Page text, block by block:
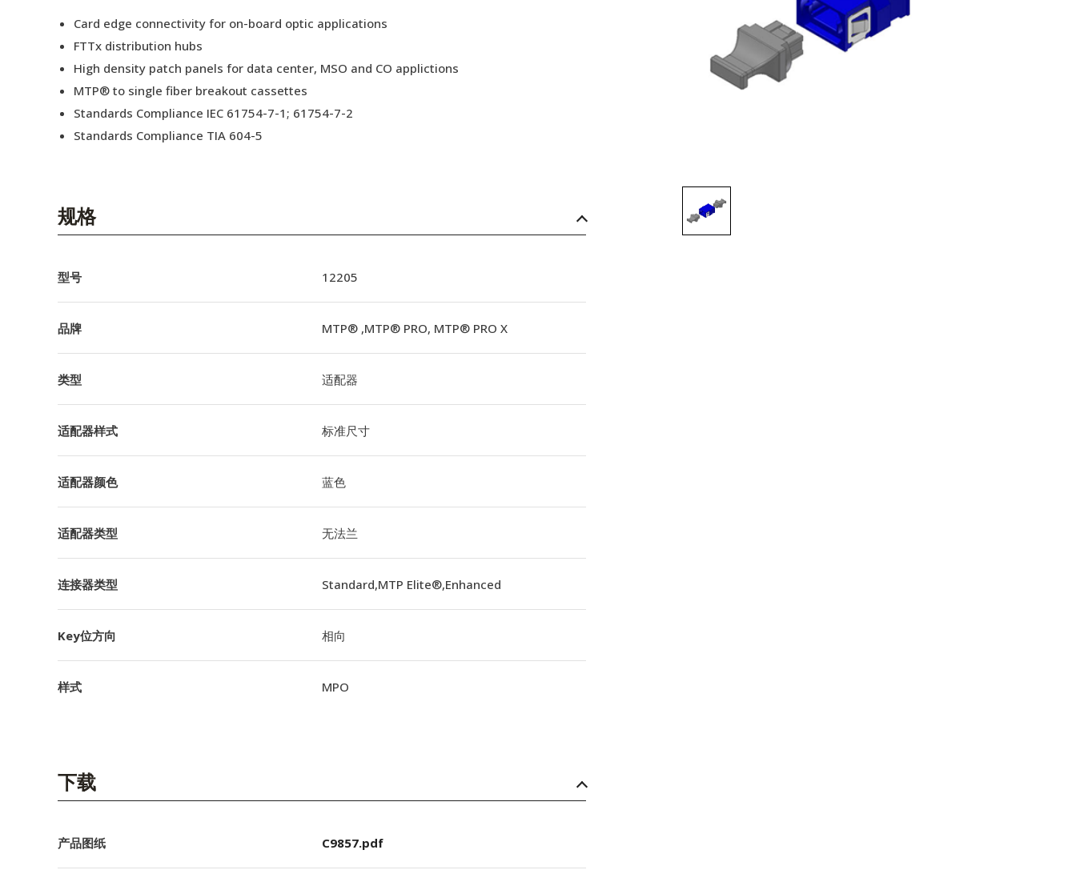
Card edge connectivity for on-board optic applications
FTTx distribution hubs
High density patch panels for data center, MSO and CO applictions
MTP® to single fiber breakout cassettes
Standards Compliance IEC 61754-7-1; 61754-7-2
Standards Compliance TIA 604-5
规格
型号 12205
品牌 MTP® ,MTP® PRO, MTP® PRO X
类型 适配器
适配器样式 标准尺寸
适配器颜色 蓝色
适配器类型 无法兰
连接器类型 Standard,MTP Elite®,Enhanced
Key位方向 相向
样式 MPO
下载
产品图纸 C9857.pdf